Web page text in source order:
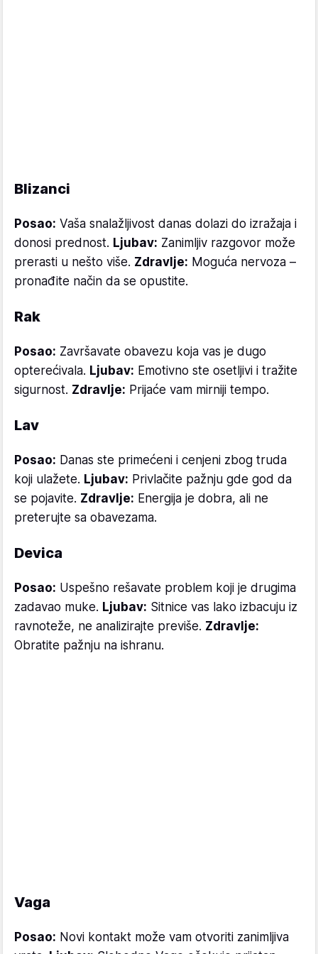
Blizanci
Posao: Vaša snalažljivost danas dolazi do izražaja i
donosi prednost. Ljubav: Zanimljiv razgovor može
prerasti u nešto više. Zdravlje: Moguća nervoza –
pronađite način da se opustite.
Rak
Posao: Završavate obavezu koja vas je dugo
opterećivala. Ljubav: Emotivno ste osetljivi i tražite
sigurnost. Zdravlje: Prijaće vam mirniji tempo.
Lav
Posao: Danas ste primećeni i cenjeni zbog truda
koji ulažete. Ljubav: Privlačite pažnju gde god da
se pojavite. Zdravlje: Energija je dobra, ali ne
preterujte sa obavezama.
Devica
Posao: Uspešno rešavate problem koji je drugima
zadavao muke. Ljubav: Sitnice vas lako izbacuju iz
ravnoteže, ne analizirajte previše. Zdravlje:
Obratite pažnju na ishranu.
Vaga
Posao: Novi kontakt može vam otvoriti zanimljiva